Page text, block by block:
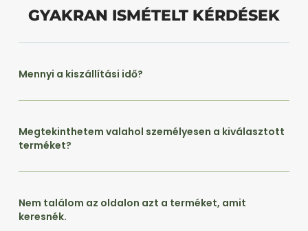
GYAKRAN ISMÉTELT KÉRDÉSEK
Mennyi a kiszállítási idő?
Megtekinthetem valahol személyesen a kiválasztott
terméket?
Nem találom az oldalon azt a terméket, amit
keresnék.